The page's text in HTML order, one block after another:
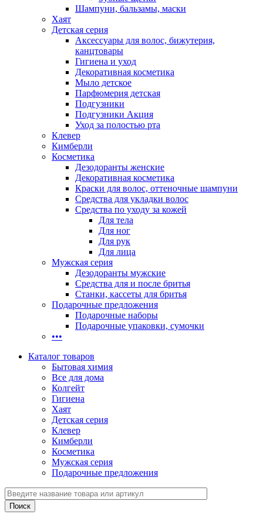
Шампуни, бальзамы, маски
Хаят
Детская серия
Аксессуары для волос, бижутерия,
канцтовары
Гигиена и уход
Декоративная косметика
Мыло детское
Парфюмерия детская
Подгузники
Подгузники Акция
Уход за полостью рта
Клевер
Кимберли
Косметика
Дезодоранты женские
Декоративная косметика
Краски для волос, оттеночные шампуни
Средства для укладки волос
Средства по уходу за кожей
Для тела
Для ног
Для рук
Для лица
Мужская серия
Дезодоранты мужские
Средства для и после бритья
Станки, кассеты для бритья
Подарочные предложения
Подарочные наборы
Подарочные упаковки, сумочки
•••
Каталог товаров
Бытовая химия
Все для дома
Колгейт
Гигиена
Хаят
Детская серия
Клевер
Кимберли
Косметика
Мужская серия
Подарочные предложения